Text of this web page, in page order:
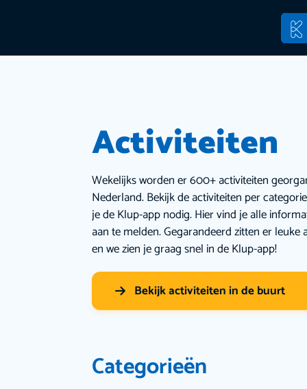
Activiteiten
Wekelijks worden er 600+ activiteiten
Nederland. Bekijk de activiteiten per
je de Klup-app nodig. Hier vind je alle
aan te melden. Gegarandeerd zitten er
en we zien je graag snel in de Klup-app!
Bekijk activiteiten in de buurt
Categorieën